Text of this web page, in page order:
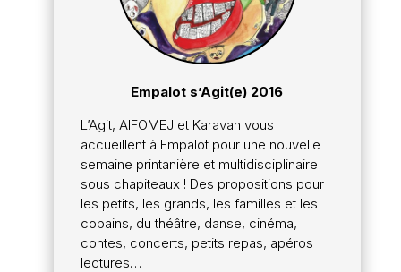
Empalot s’Agit(e) 2016
L’Agit, AIFOMEJ et Karavan vous
accueillent à Empalot pour une nouvelle
semaine printanière et multidisciplinaire
sous chapiteaux ! Des propositions pour
les petits, les grands, les familles et les
copains, du théâtre, danse, cinéma,
contes, concerts, petits repas, apéros
lectures…